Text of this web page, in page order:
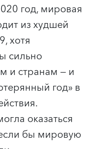
год, мировая
из худшей
хотя
сильно
и странам — и
год» в
оказаться
бы мировую